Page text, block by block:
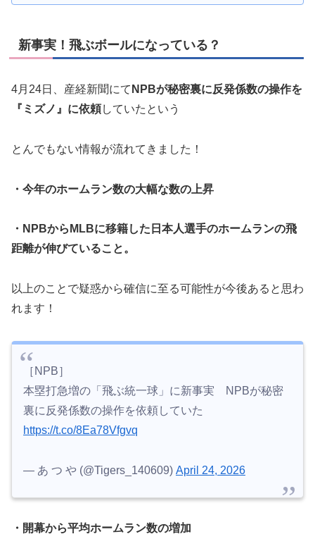
新事実！飛ぶボールになっている？
4月24日、産経新聞にて NPBが秘密裏に反発係数の操作を
『ミズノ』に依頼していたという
とんでもない情報が流れてきました！
・今年のホームラン数の大幅な数の上昇
・NPBからMLBに移籍した日本人選手のホームランの飛
距離が伸びていること。
以上のことで疑惑から確信に至る可能性が今後あると思わ
れます！
［NPB］
本塁打急増の「飛ぶ統一球」に新事実 NPBが秘密
裏に反発係数の操作を依頼していた
https://t.co/8Ea78Vfgvq
— あ つ や (@Tigers_140609) April 24, 2026
・開幕から平均ホームラン数の増加